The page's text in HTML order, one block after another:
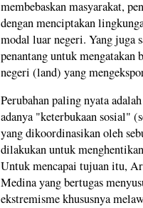
membebaskan masyarakat,
dengan menciptakan
modal luar negeri. Yang juga
penantang untuk mengatakan
negeri (land) yang
Perubahan paling nyata
adanya "keterbukaan sosial"
yang dikoordinasikan oleh
dilakukan untuk
Untuk mencapai tujuan itu,
Medina yang bertugas
ekstremisme khususnya